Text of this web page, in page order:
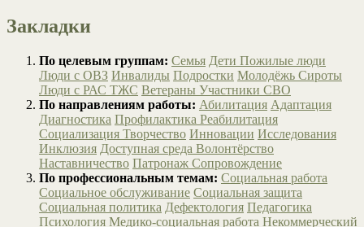
Закладки
По целевым группам: Семья Дети Пожилые люди
Люди с ОВЗ Инвалиды Подростки Молодёжь Сироты
Люди с РАС ТЖС Ветераны Участники СВО
По направлениям работы: Абилитация Адаптация
Диагностика Профилактика Реабилитация
Социализация Творчество Инновации Исследования
Инклюзия Доступная среда Волонтёрство
Наставничество Патронаж Сопровождение
По профессиональным темам: Социальная работа
Социальное обслуживание Социальная защита
Социальная политика Дефектология Педагогика
Психология Медико-социальная работа Некоммерческий